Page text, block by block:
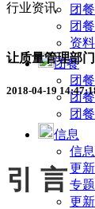
团
团
资
团餐
团
团
团
信息
信息
更新
专题
更新
行业资讯
让质量管理部
2018-04-19
引 言